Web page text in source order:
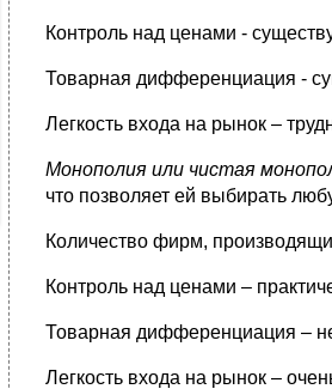
Контроль над ценами -
Товарная дифференциация -
Легкость входа на рынок –
Монополия или чистая
что позволяет ей выбирать
Количество фирм,
Контроль над ценами –
Товарная дифференциация –
Легкость входа на рынок –